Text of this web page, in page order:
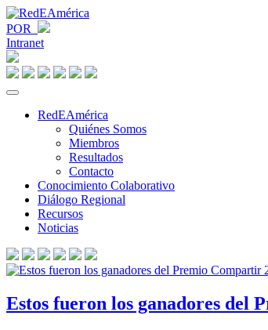
POR
Intranet
RedEAmérica
Quiénes Somos
Miembros
Resultados
Contacto
Conocimiento Colaborativo
Diálogo Regional
Recursos
Noticias
Estos fueron los ganadores del